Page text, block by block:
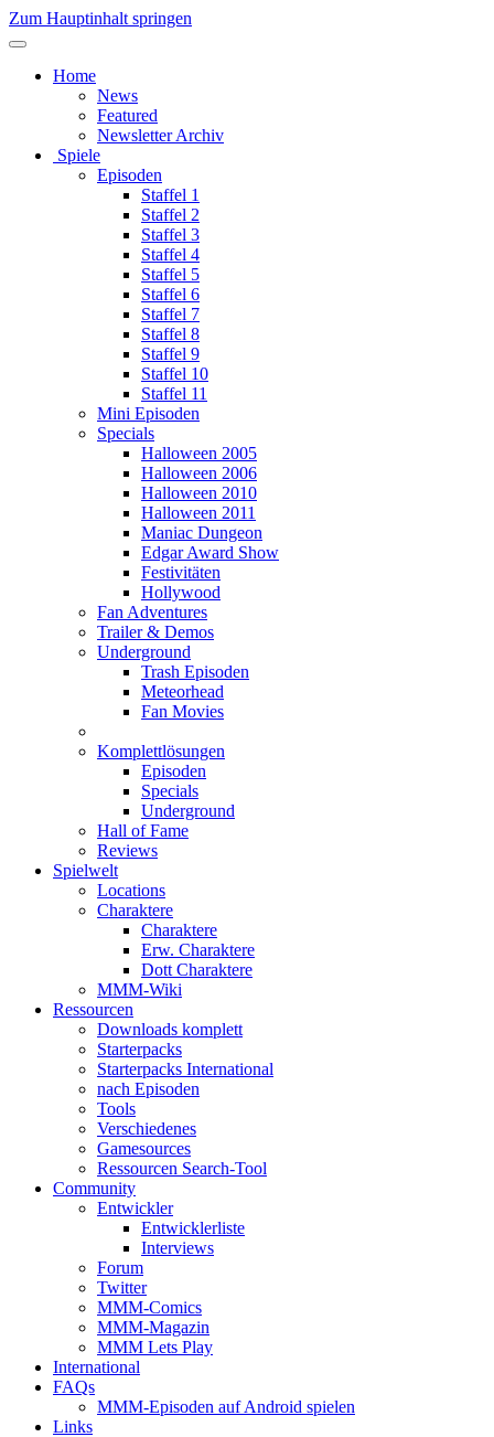
Zum Hauptinhalt springen
Home
News
Featured
Newsletter Archiv
Spiele
Episoden
Staffel 1
Staffel 2
Staffel 3
Staffel 4
Staffel 5
Staffel 6
Staffel 7
Staffel 8
Staffel 9
Staffel 10
Staffel 11
Mini Episoden
Specials
Halloween 2005
Halloween 2006
Halloween 2010
Halloween 2011
Maniac Dungeon
Edgar Award Show
Festivitäten
Hollywood
Fan Adventures
Trailer & Demos
Underground
Trash Episoden
Meteorhead
Fan Movies
Komplettlösungen
Episoden
Specials
Underground
Hall of Fame
Reviews
Spielwelt
Locations
Charaktere
Charaktere
Erw. Charaktere
Dott Charaktere
MMM-Wiki
Ressourcen
Downloads komplett
Starterpacks
Starterpacks International
nach Episoden
Tools
Verschiedenes
Gamesources
Ressourcen Search-Tool
Community
Entwickler
Entwicklerliste
Interviews
Forum
Twitter
MMM-Comics
MMM-Magazin
MMM Lets Play
International
FAQs
MMM-Episoden auf Android spielen
Links